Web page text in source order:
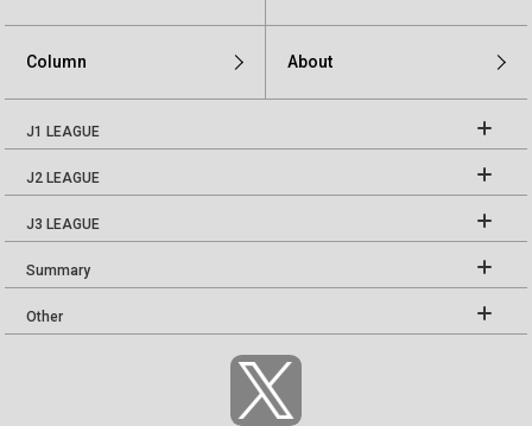
Column About
J1 LEAGUE
J2 LEAGUE
J3 LEAGUE
Summary
Other